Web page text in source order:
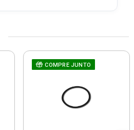
COMPRE JUNTO